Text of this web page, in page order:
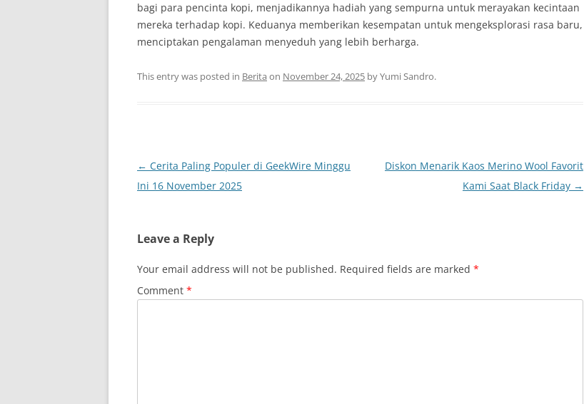
bagi para pencinta kopi, menjadikannya hadiah yang sempurna untuk merayakan kecintaan
mereka terhadap kopi. Keduanya memberikan kesempatan untuk mengeksplorasi rasa baru,
menciptakan pengalaman menyeduh yang lebih berharga.
This entry was posted in Berita on November 24, 2025 byYumi Sandro.
Post
navigation
← Cerita Paling Populer di GeekWire Minggu
Ini 16 November 2025
Diskon Menarik Kaos Merino Wool Favorit
Kami Saat Black Friday →
Leave a Reply
Your email address will not be published. Required fields are marked *
Comment *